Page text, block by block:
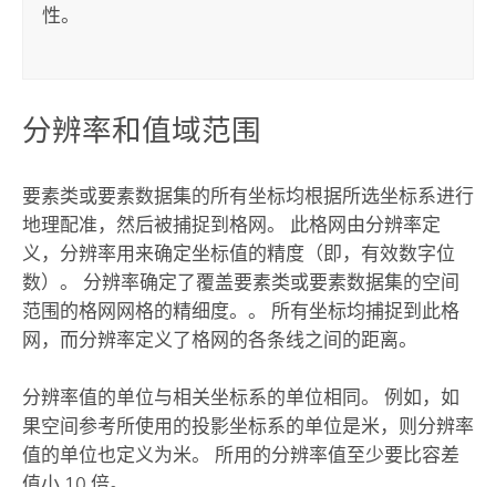
性。
分辨率和值域范围
要素类或要素数据集的所有坐标均根据所选坐标系进行
地理配准，然后被捕捉到格网。 此格网由分辨率定
义，分辨率用来确定坐标值的精度（即，有效数字位
数）。 分辨率确定了覆盖要素类或要素数据集的空间
范围的格网网格的精细度。。 所有坐标均捕捉到此格
网，而分辨率定义了格网的各条线之间的距离。
分辨率值的单位与相关坐标系的单位相同。 例如，如
果空间参考所使用的投影坐标系的单位是米，则分辨率
值的单位也定义为米。 所用的分辨率值至少要比容差